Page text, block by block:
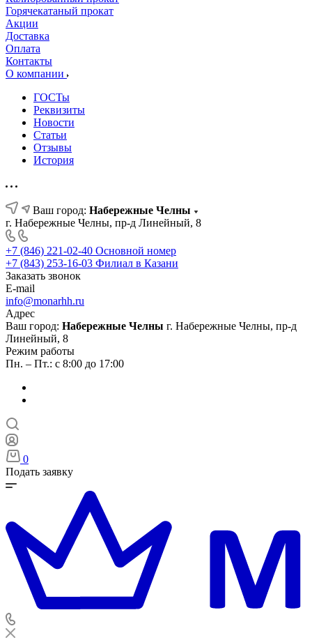
Горячекатаный прокат
Акции
Доставка
Оплата
Контакты
О компании
ГОСТы
Реквизиты
Новости
Статьи
Отзывы
История
Ваш город: Набережные Челны
г. Набережные Челны, пр-д Линейный, 8
+7 (846) 221-02-40 Основной номер
+7 (843) 253-16-03 Филиал в Казани
Заказать звонок
E-mail
info@monarhh.ru
Адрес
Ваш город: Набережные Челны г. Набережные Челны, пр-д
Линейный, 8
Режим работы
Пн. – Пт.: с 8:00 до 17:00
0
Подать заявку